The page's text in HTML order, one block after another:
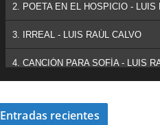
3. IRREAL - LUIS RAÚL CALVO
Entradas recientes